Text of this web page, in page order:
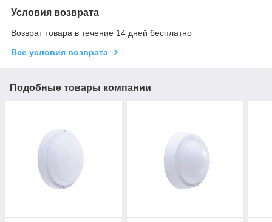
Условия возврата
Возврат товара в течение 14 дней бесплатно
Все условия возврата
Подобные товары компании